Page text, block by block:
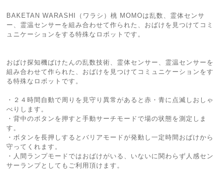
BAKETAN WARASHI（ワラシ）桃 MOMOは乱数、霊体センサ
ー、霊温センサーを組み合わせて作られた、おばけを見つけてコミ
ュニケーションをする特殊なロボットです。
おばけ探知機ばけたんの乱数技術、霊体センサー、霊温センサーを
組み合わせて作られた、おばけを見つけてコミュニケーションをす
る特殊なロボットです。
・２４時間自動で周りを見守り異常があると赤・青に点滅しおしゃ
べりします。
・背中のボタンを押すと手動サーチモードで場の状態を測定しま
す。
・ボタンを長押しするとバリアモードが発動し一定時間おばけから
守ってくれます。
・人間ランプモードではおばけがいる、いないに関わらず人感セン
サーランプとしてもご利用頂けます。